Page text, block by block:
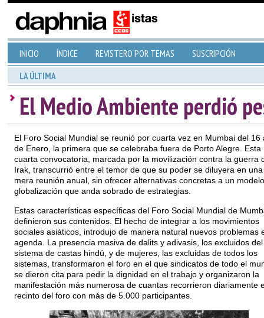
INICIO ÍNDICE REVISTERO POR TEMAS SUSCRIPCIÓN
LA ÚLTIMA
El Medio Ambiente perdió
El Foro Social Mundial se reunió por cuarta vez en Mumbai del 16
de Enero, la primera que se celebraba fuera de Porto Alegre. Esta
cuarta convocatoria, marcada por la movilización contra la guerra
Irak, transcurrió entre el temor de que su poder se diluyera en una
mera reunión anual, sin ofrecer alternativas concretas a un
globalización que anda sobrado de estrategias.
Estas características específicas del Foro Social Mundial de
definieron sus contenidos. El hecho de integrar a los movimientos
sociales asiáticos, introdujo de manera natural nuevos problemas
agenda. La presencia masiva de dalits y adivasis, los excluidos del
sistema de castas hindú, y de mujeres, las excluidas de todos los
sistemas, transformaron el foro en el que sindicatos de todo el
se dieron cita para pedir la dignidad en el trabajo y organizaron la
manifestación más numerosa de cuantas recorrieron diariamente
recinto del foro con más de 5.000 participantes.